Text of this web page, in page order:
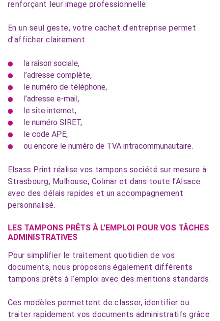
renforçant leur image professionnelle.
En un seul geste, votre cachet d’entreprise permet
d’afficher clairement :
la raison sociale,
l’adresse complète,
le numéro de téléphone,
l’adresse e-mail,
le site internet,
le numéro SIRET,
le code APE,
ou encore le numéro de TVA intracommunautaire.
Elsass Print réalise vos tampons société sur mesure à
Strasbourg, Mulhouse, Colmar et dans toute l’Alsace
avec des délais rapides et un accompagnement
personnalisé.
LES TAMPONS PRÊTS À L’EMPLOI POUR VOS TÂCHES
ADMINISTRATIVES
Pour simplifier le traitement quotidien de vos
documents, nous proposons également différents
tampons prêts à l’emploi avec des mentions standards.
Ces modèles permettent de classer, identifier ou
traiter rapidement vos documents administratifs grâce